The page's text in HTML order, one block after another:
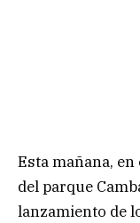
Esta mañana,
del parque
lanzamiento de